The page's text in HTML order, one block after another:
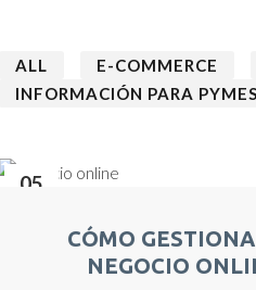
ALL E-COMMERCE
INFORMACIÓN PARA PYMES
05
CÓMO
NEGOCIO